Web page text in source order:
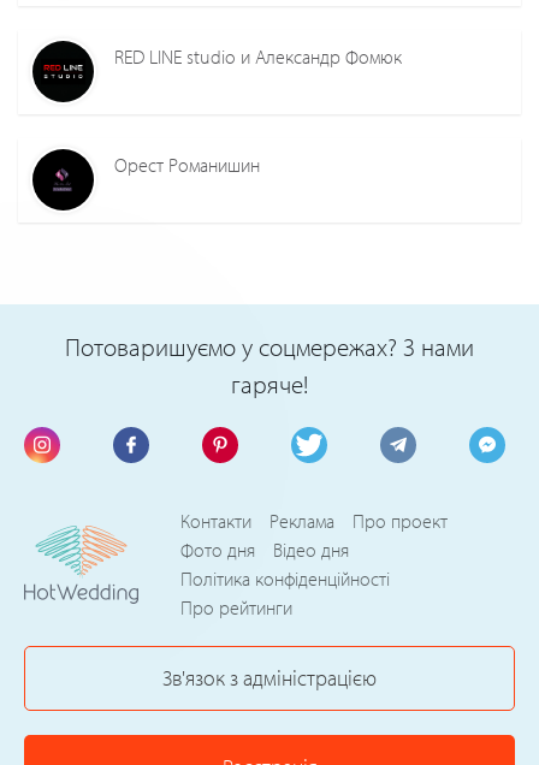
RED LINE studio и Александр Фомюк
Орест Романишин
Потоваришуємо у соцмережах? З нами
гаряче!
Контакти Реклама
Про проект
Фото дня
Відео дня
Політика конфіденційності
Про рейтинги
Зв'язок з адміністрацією